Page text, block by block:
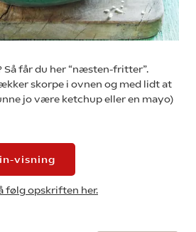
får du her “næsten-fritter”.
skorpe i ovnen og med lidt at
jo være ketchup eller en mayo)
visning
følg opskriften her.